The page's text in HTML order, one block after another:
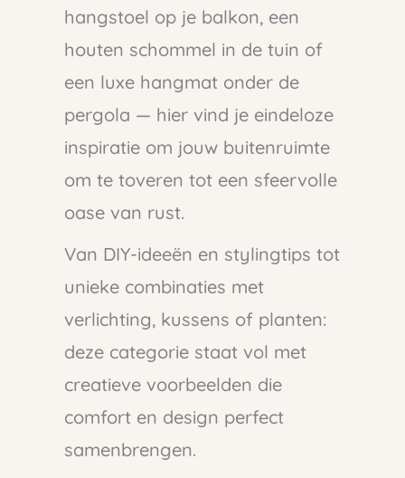
hangstoel op je balkon, een
houten schommel in de tuin of
een luxe hangmat onder de
pergola — hier vind je eindeloze
inspiratie om jouw buitenruimte
om te toveren tot een sfeervolle
oase van rust.
Van DIY-ideeën en stylingtips tot
unieke combinaties met
verlichting, kussens of planten:
deze categorie staat vol met
creatieve voorbeelden die
comfort en design perfect
samenbrengen.